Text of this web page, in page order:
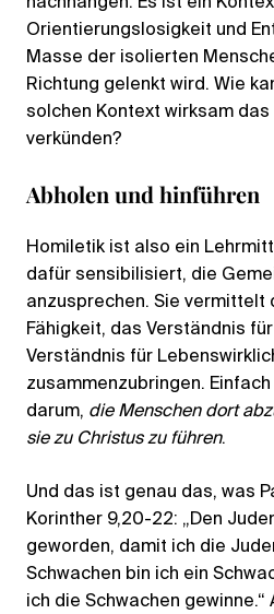
nachhängen. Es ist ein
Orientierungslosigkeit und
Masse der isolierten
Richtung gelenkt wird. Wie
solchen Kontext wirksam das
verkünden?
Abholen und hinführen
Homiletik ist also ein
dafür sensibilisiert, die
anzusprechen. Sie vermittelt
Fähigkeit, das Verständnis
Verständnis für
zusammenzubringen.
darum, die Menschen dort
sie zu Christus zu führen.
Und das ist genau das, was
Korinther 9,20-22: „Den
geworden, damit ich die
Schwachen bin ich ein
ich die Schwachen gewinne.“